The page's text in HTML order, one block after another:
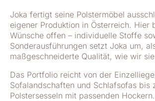
Joka fertigt seine Polstermöbel
eigener Produktion in Österreich. Hier
Wünsche offen – individuelle Stoffe
Sonderausführungen setzt Joka um,
maßgeschneiderte Qualität, wie wir
Das Portfolio reicht von der
Sofalandschaften und Schlafsofas bis
Polstersesseln mit passenden Hockern.